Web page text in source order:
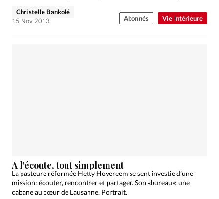
Vie Intérieure
Christelle Bankolé
15 Nov 2013
Abonnés
A l’écoute, tout simplement
La pasteure réformée Hetty Hovereem se sent investie d’une
mission: écouter, rencontrer et partager. Son «bureau»: une
cabane au cœur de Lausanne. Portrait.